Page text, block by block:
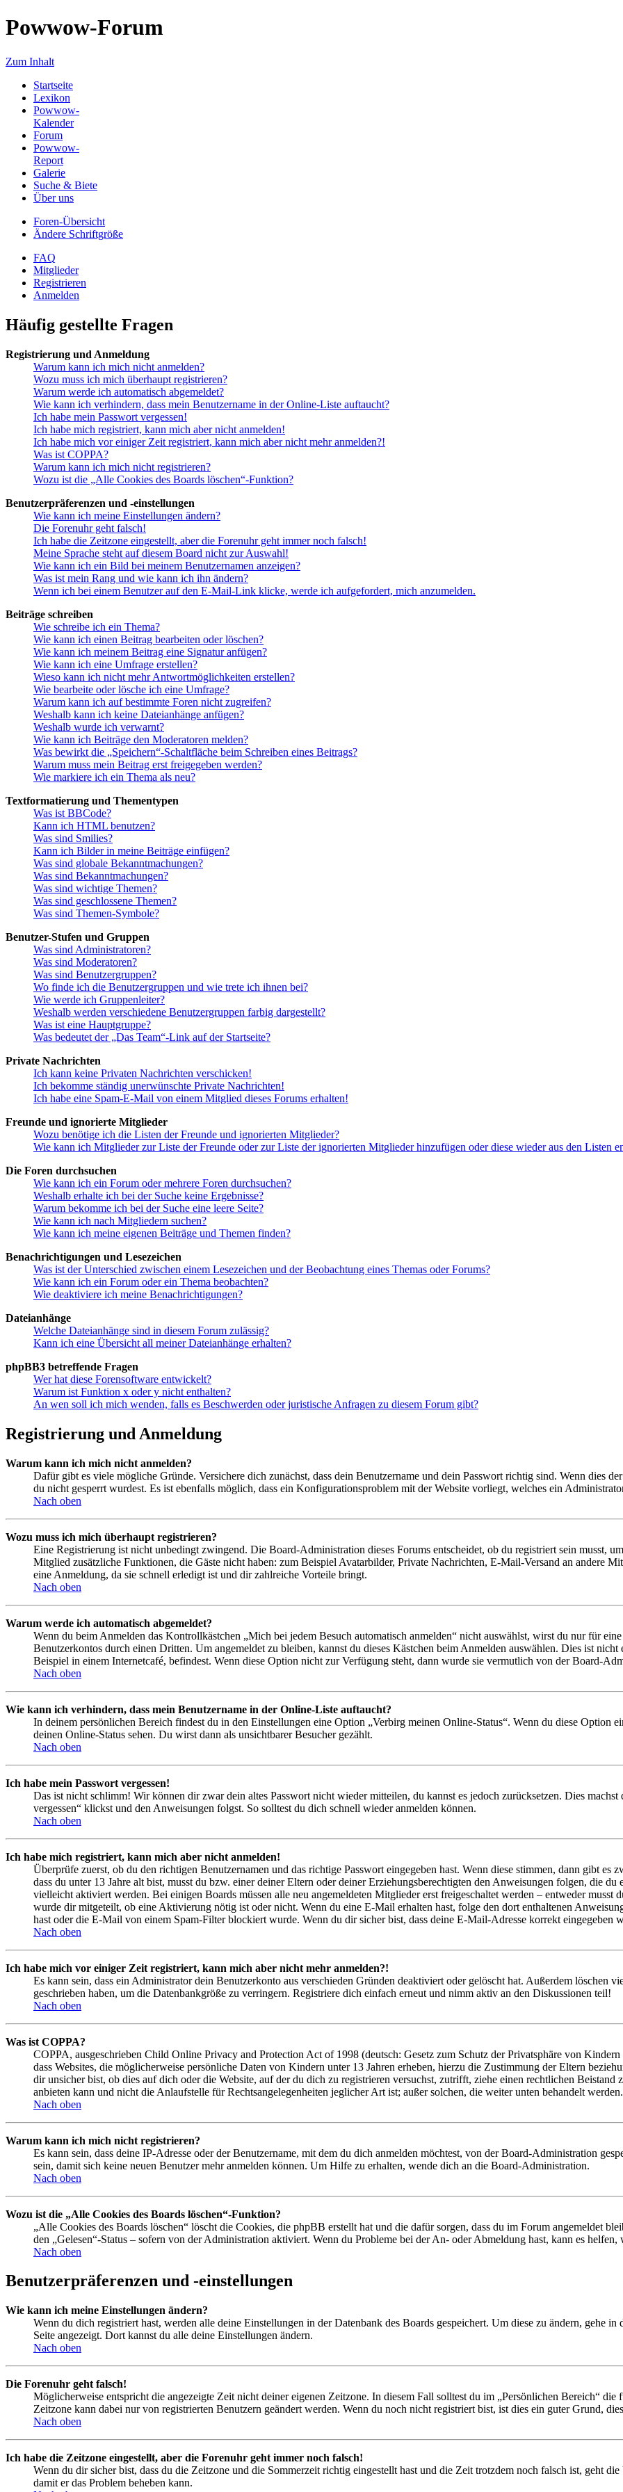
Powwow-Forum
Zum Inhalt
Startseite
Lexikon
Powwow-
Kalender
Forum
Powwow-
Report
Galerie
Suche & Biete
Über uns
Foren-Übersicht
Ändere Schriftgröße
FAQ
Mitglieder
Registrieren
Anmelden
Häufig gestellte Fragen
Registrierung und Anmeldung
Warum kann ich mich nicht anmelden?
Wozu muss ich mich überhaupt registrieren?
Warum werde ich automatisch abgemeldet?
Wie kann ich verhindern, dass mein Benutzername in der Online-Liste auftaucht?
Ich habe mein Passwort vergessen!
Ich habe mich registriert, kann mich aber nicht anmelden!
Ich habe mich vor einiger Zeit registriert, kann mich aber nicht mehr anmelden?!
Was ist COPPA?
Warum kann ich mich nicht registrieren?
Wozu ist die „Alle Cookies des Boards löschen“-Funktion?
Benutzerpräferenzen und -einstellungen
Wie kann ich meine Einstellungen ändern?
Die Forenuhr geht falsch!
Ich habe die Zeitzone eingestellt, aber die Forenuhr geht immer noch falsch!
Meine Sprache steht auf diesem Board nicht zur Auswahl!
Wie kann ich ein Bild bei meinem Benutzernamen anzeigen?
Was ist mein Rang und wie kann ich ihn ändern?
Wenn ich bei einem Benutzer auf den E-Mail-Link klicke, werde ich aufgefordert, mich anzumelden.
Beiträge schreiben
Wie schreibe ich ein Thema?
Wie kann ich einen Beitrag bearbeiten oder löschen?
Wie kann ich meinem Beitrag eine Signatur anfügen?
Wie kann ich eine Umfrage erstellen?
Wieso kann ich nicht mehr Antwortmöglichkeiten erstellen?
Wie bearbeite oder lösche ich eine Umfrage?
Warum kann ich auf bestimmte Foren nicht zugreifen?
Weshalb kann ich keine Dateianhänge anfügen?
Weshalb wurde ich verwarnt?
Wie kann ich Beiträge den Moderatoren melden?
Was bewirkt die „Speichern“-Schaltfläche beim Schreiben eines Beitrags?
Warum muss mein Beitrag erst freigegeben werden?
Wie markiere ich ein Thema als neu?
Textformatierung und Thementypen
Was ist BBCode?
Kann ich HTML benutzen?
Was sind Smilies?
Kann ich Bilder in meine Beiträge einfügen?
Was sind globale Bekanntmachungen?
Was sind Bekanntmachungen?
Was sind wichtige Themen?
Was sind geschlossene Themen?
Was sind Themen-Symbole?
Benutzer-Stufen und Gruppen
Was sind Administratoren?
Was sind Moderatoren?
Was sind Benutzergruppen?
Wo finde ich die Benutzergruppen und wie trete ich ihnen bei?
Wie werde ich Gruppenleiter?
Weshalb werden verschiedene Benutzergruppen farbig dargestellt?
Was ist eine Hauptgruppe?
Was bedeutet der „Das Team“-Link auf der Startseite?
Private Nachrichten
Ich kann keine Privaten Nachrichten verschicken!
Ich bekomme ständig unerwünschte Private Nachrichten!
Ich habe eine Spam-E-Mail von einem Mitglied dieses Forums erhalten!
Freunde und ignorierte Mitglieder
Wozu benötige ich die Listen der Freunde und ignorierten Mitglieder?
Wie kann ich Mitglieder zur Liste der Freunde oder zur Liste der ignorierten Mitglieder hinzufügen oder diese wieder aus den Listen
Die Foren durchsuchen
Wie kann ich ein Forum oder mehrere Foren durchsuchen?
Weshalb erhalte ich bei der Suche keine Ergebnisse?
Warum bekomme ich bei der Suche eine leere Seite?
Wie kann ich nach Mitgliedern suchen?
Wie kann ich meine eigenen Beiträge und Themen finden?
Benachrichtigungen und Lesezeichen
Was ist der Unterschied zwischen einem Lesezeichen und der Beobachtung eines Themas oder Forums?
Wie kann ich ein Forum oder ein Thema beobachten?
Wie deaktiviere ich meine Benachrichtigungen?
Dateianhänge
Welche Dateianhänge sind in diesem Forum zulässig?
Kann ich eine Übersicht all meiner Dateianhänge erhalten?
phpBB3 betreffende Fragen
Wer hat diese Forensoftware entwickelt?
Warum ist Funktion x oder y nicht enthalten?
An wen soll ich mich wenden, falls es Beschwerden oder juristische Anfragen zu diesem Forum gibt?
Registrierung und Anmeldung
Warum kann ich mich nicht anmelden?
Dafür gibt es viele mögliche Gründe. Versichere dich zunächst, dass dein Benutzername und dein Passwort richtig sind. Wenn dies
du nicht gesperrt wurdest. Es ist ebenfalls möglich, dass ein Konfigurationsproblem mit der Website vorliegt, welches ein
Nach oben
Wozu muss ich mich überhaupt registrieren?
Eine Registrierung ist nicht unbedingt zwingend. Die Board-Administration dieses Forums entscheidet, ob du registriert sein musst,
Mitglied zusätzliche Funktionen, die Gäste nicht haben: zum Beispiel Avatarbilder, Private Nachrichten, E-Mail-Versand an andere
eine Anmeldung, da sie schnell erledigt ist und dir zahlreiche Vorteile bringt.
Nach oben
Warum werde ich automatisch abgemeldet?
Wenn du beim Anmelden das Kontrollkästchen „Mich bei jedem Besuch automatisch anmelden“ nicht auswählst, wirst du nur für
Benutzerkontos durch einen Dritten. Um angemeldet zu bleiben, kannst du dieses Kästchen beim Anmelden auswählen. Dies ist
Beispiel in einem Internetcafé, befindest. Wenn diese Option nicht zur Verfügung steht, dann wurde sie vermutlich von der Board-
Nach oben
Wie kann ich verhindern, dass mein Benutzername in der Online-Liste auftaucht?
In deinem persönlichen Bereich findest du in den Einstellungen eine Option „Verbirg meinen Online-Status“. Wenn du diese Option
deinen Online-Status sehen. Du wirst dann als unsichtbarer Besucher gezählt.
Nach oben
Ich habe mein Passwort vergessen!
Das ist nicht schlimm! Wir können dir zwar dein altes Passwort nicht wieder mitteilen, du kannst es jedoch zurücksetzen. Dies
vergessen“ klickst und den Anweisungen folgst. So solltest du dich schnell wieder anmelden können.
Nach oben
Ich habe mich registriert, kann mich aber nicht anmelden!
Überprüfe zuerst, ob du den richtigen Benutzernamen und das richtige Passwort eingegeben hast. Wenn diese stimmen, dann gibt es
dass du unter 13 Jahre alt bist, musst du bzw. einer deiner Eltern oder deiner Erziehungsberechtigten den Anweisungen folgen, die
vielleicht aktiviert werden. Bei einigen Boards müssen alle neu angemeldeten Mitglieder erst freigeschaltet werden – entweder musst
wurde dir mitgeteilt, ob eine Aktivierung nötig ist oder nicht. Wenn du eine E-Mail erhalten hast, folge den dort enthaltenen
hast oder die E-Mail von einem Spam-Filter blockiert wurde. Wenn du dir sicher bist, dass deine E-Mail-Adresse korrekt eingegeben
Nach oben
Ich habe mich vor einiger Zeit registriert, kann mich aber nicht mehr anmelden?!
Es kann sein, dass ein Administrator dein Benutzerkonto aus verschieden Gründen deaktiviert oder gelöscht hat. Außerdem löschen
geschrieben haben, um die Datenbankgröße zu verringern. Registriere dich einfach erneut und nimm aktiv an den Diskussionen teil!
Nach oben
Was ist COPPA?
COPPA, ausgeschrieben Child Online Privacy and Protection Act of 1998 (deutsch: Gesetz zum Schutz der Privatsphäre von
dass Websites, die möglicherweise persönliche Daten von Kindern unter 13 Jahren erheben, hierzu die Zustimmung der Eltern
dir unsicher bist, ob dies auf dich oder die Website, auf der du dich zu registrieren versuchst, zutrifft, ziehe einen rechtlichen Beistand
anbieten kann und nicht die Anlaufstelle für Rechtsangelegenheiten jeglicher Art ist; außer solchen, die weiter unten behandelt werden.
Nach oben
Warum kann ich mich nicht registrieren?
Es kann sein, dass deine IP-Adresse oder der Benutzername, mit dem du dich anmelden möchtest, von der Board-Administration
sein, damit sich keine neuen Benutzer mehr anmelden können. Um Hilfe zu erhalten, wende dich an die Board-Administration.
Nach oben
Wozu ist die „Alle Cookies des Boards löschen“-Funktion?
„Alle Cookies des Boards löschen“ löscht die Cookies, die phpBB erstellt hat und die dafür sorgen, dass du im Forum angemeldet
den „Gelesen“-Status – sofern von der Administration aktiviert. Wenn du Probleme bei der An- oder Abmeldung hast, kann es
Nach oben
Benutzerpräferenzen und -einstellungen
Wie kann ich meine Einstellungen ändern?
Wenn du dich registriert hast, werden alle deine Einstellungen in der Datenbank des Boards gespeichert. Um diese zu ändern, gehe
Seite angezeigt. Dort kannst du alle deine Einstellungen ändern.
Nach oben
Die Forenuhr geht falsch!
Möglicherweise entspricht die angezeigte Zeit nicht deiner eigenen Zeitzone. In diesem Fall solltest du im „Persönlichen Bereich“
Zeitzone kann dabei nur von registrierten Benutzern geändert werden. Wenn du noch nicht registriert bist, ist dies ein guter Grund,
Nach oben
Ich habe die Zeitzone eingestellt, aber die Forenuhr geht immer noch falsch!
Wenn du dir sicher bist, dass du die Zeitzone und die Sommerzeit richtig eingestellt hast und die Zeit trotzdem noch falsch ist, geht
damit er das Problem beheben kann.